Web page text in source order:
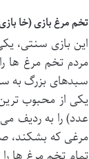
تخم مرغ بازی (خا
این بازی سنتی،
مردم تخم مرغ ها
سبدهای بزرگ به
یکی از محبوب
عدد) را به ردیف
مرغی که بشکند،